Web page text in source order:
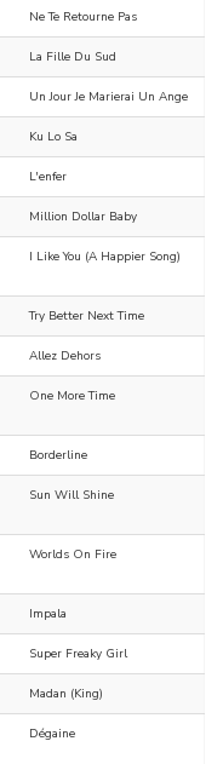
Ne Te Retourne Pas
La Fille Du Sud
Un Jour Je Marierai Un Ange
Ku Lo Sa
L'enfer
Million Dollar Baby
I Like You (A Happier Song)
Try Better Next Time
Allez Dehors
One More Time
Borderline
Sun Will Shine
Worlds On Fire
Impala
Super Freaky Girl
Madan (King)
Dégaine